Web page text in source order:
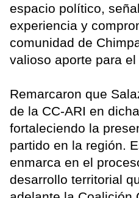
espacio político,
experiencia y
comunidad de
valioso aporte para el
Remarcaron que
de la CC-ARI en
fortaleciendo la
partido en la región.
enmarca en el
desarrollo territorial